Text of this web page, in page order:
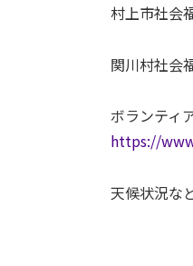
村上市社会
関川村社会
ボランティ
https://
天候状況な